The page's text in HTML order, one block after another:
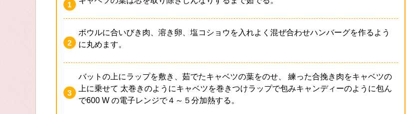
ボウルに合いびき肉、溶き卵、塩コショウを入れよく混ぜ合わせハンバーグを作るよう
に丸めます。
バットの上にラップを敷き、茹でたキャベツの葉をのせ、 練った合挽き肉をキャベツの
上に乗せて 太巻きのようにキャベツを巻きつけラップで包みキャンディーのように包ん
で600 W の電子レンジで４～５分加熱する。